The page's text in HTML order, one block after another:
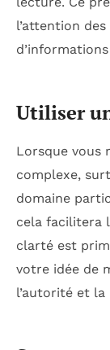
l’attention
Utiliser
Lorsque vous
complexe,
domaine
cela facilitera
clarté est
votre idée de
l’autorité et